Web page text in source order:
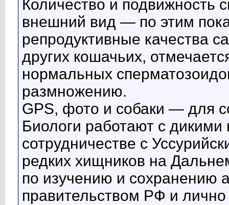
Количество и подвижность
внешний вид — по этим
репродуктивные качества
других кошачьих,
нормальных
размножению.
GPS, фото и собаки — для
Биологи работают с
сотрудничестве с
редких хищников на
по изучению и сохранению
правительством РФ и